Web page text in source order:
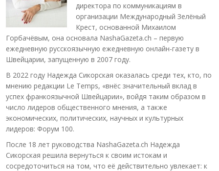
директора по коммуникациям в
организации Международный Зелёный
Крест, основанной Михаилом
Горбачёвым, она основала NashaGazeta.ch – первую
ежедневную русскоязычную ежедневную онлайн-газету в
Швейцарии, запущенную в 2007 году.
В 2022 году Надежда Сикорская оказалась среди тех, кто, по
мнению редакции Le Temps, «внёс значительный вклад в
успех франкоязычной Швейцарии», войдя таким образом в
число лидеров общественного мнения, а также
экономических, политических, научных и культурных
лидеров: Форум 100.
После 18 лет руководства NashaGazeta.ch Надежда
Сикорская решила вернуться к своим истокам и
сосредоточиться на том, что её действительно увлекает: к